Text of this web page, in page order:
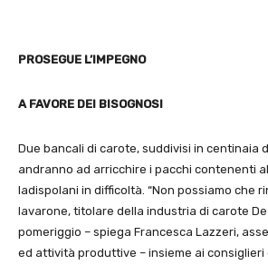
PROSEGUE L’IMPEGNO
A FAVORE DEI BISOGNOSI
Due bancali di carote, suddivisi in centinaia
andranno ad arricchire i pacchi contenenti
ladispolani in difficoltà. “Non possiamo che
Iavarone, titolare della industria di carote De
pomeriggio – spiega Francesca Lazzeri,
ed attività produttive – insieme ai consiglieri